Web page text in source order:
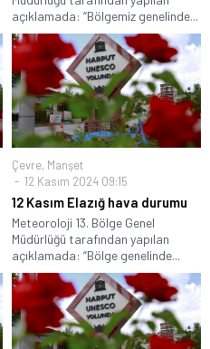
açıklamada: “Bölgemiz genelinde...
Çevre, Manşet
12 Kasım 2024 09:15
12 Kasım Elazığ hava durumu
Meteoroloji 13. Bölge Genel
Müdürlüğü tarafından yapılan
açıklamada: “Bölge genelinde...